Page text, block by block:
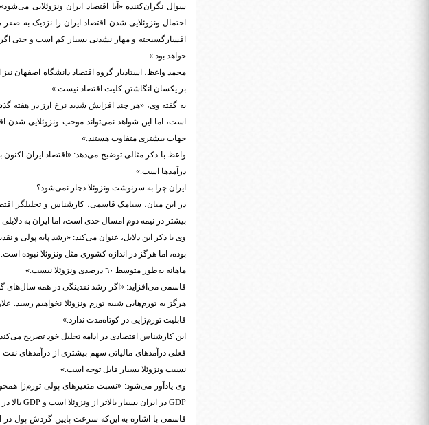
سوال نگران‌کننده «آیا اقتصاد ایران ونزوئلایی
احتمال ونزوئلایی شدن اقتصاد ایران را نزدیک به صفر
خواهد بود.»
محمد واعظ، استادیار گروه اقتصاد دانشگاه اصفهان
بر یکسان انگاشتن کلیت اقتصاد نیست.»
به گفته وی، «هر چند افزایش شدید نرخ ارز در هفته
است، اما این شواهد نمی‌تواند موجب ونزوئلایی شدن
جهات بیشتری متفاوت هستند.»
درآمدها است.»
ایران چرا به سرنوشت ونزوئلا دچار نمی‌شود؟
بیشتر در نیمه دوم امسال جدی است، اما ایران به
وی با ذکر این دلایل، عنوان می‌کند: «رشد پایه پولی و
ماهانه به‌طور متوسط ٦٠ درصدی ونزوئلا نیست.»
قاسمی می‌افزاید: «اگر رشد نقدینگی در همه سال‌های
هرگز به تورم‌هایی شبیه تورم ونزوئلا نخواهیم
قابلیت تورم‌زایی در کوتاه‌مدت ندارد.»
این کارشناس اقتصادی در ادامه تحلیل خود تصریح
فعلی درآمدهای مالیاتی سهم بیشتری از درآمدهای
نسبت ونزوئلا بسیار قابل توجه است.»
وی یادآور می‌شود: «نسبت متغیرهای پولی تورم‌زا
GDP در ایران بسیار بالاتر از ونزوئلا است و GDP بالا در ایران مثل یک ضربه‌گیر تورمی عمل می‌کند.»
قاسمی با اشاره به این‌که سرعت پایین گردش پول در